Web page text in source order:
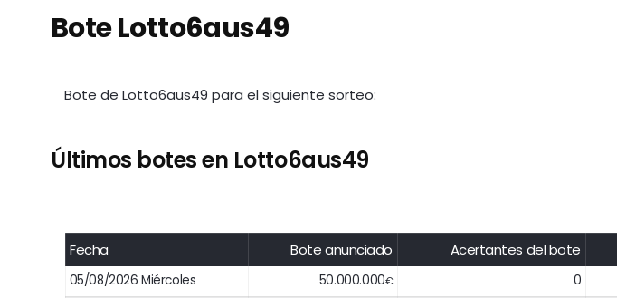
Bote Lotto6aus49
Bote de Lotto6aus49 para el siguiente sorteo:
Últimos botes en Lotto6aus49
Fecha Bote anunciado Acertantes del bote
05/08/2026 Miércoles 50.000.000€ 0